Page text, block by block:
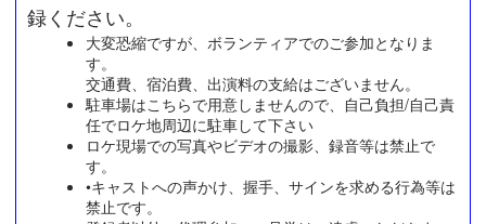
録ください。
大変恐縮ですが、ボランティアでのご参加となりま
す。
交通費、宿泊費、出演料の支給はございません。
駐車場はこちらで用意しませんので、自己負担/自己責
任でロケ地周辺に駐車して下さい
ロケ現場での写真やビデオの撮影、録音等は禁止で
す。
•キャストへの声かけ、握手、サインを求める行為等は
禁止です。